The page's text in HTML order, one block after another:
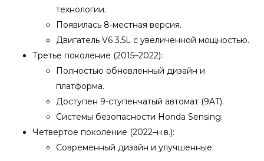
технологии.
Появилась 8-местная версия.
Двигатель V6 3.5L с увеличенной мощностью.
Третье поколение (2015–2022):
Полностью обновленный дизайн и
платформа.
Доступен 9-ступенчатый автомат (9AT).
Системы безопасности Honda Sensing.
Четвертое поколение (2022–н.в.):
Современный дизайн и улучшенные